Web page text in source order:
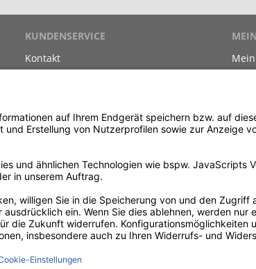
KUNDENSERVICE
Kontakt
Newsletter
Teilnahmebedingungen Gewinnspiel